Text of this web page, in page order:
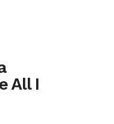
All I